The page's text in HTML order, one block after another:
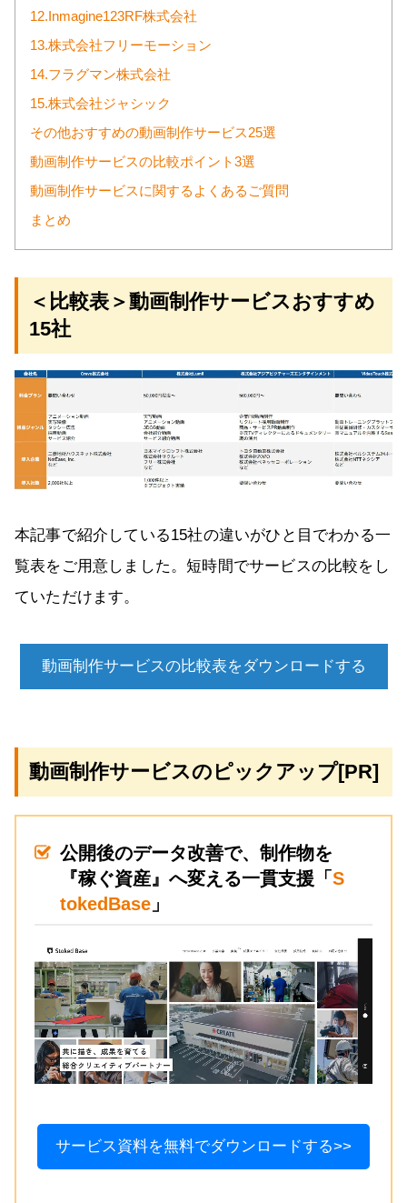
12.Inmagine123RF株式会社
13.株式会社フリーモーション
14.フラグマン株式会社
15.株式会社ジャシック
その他おすすめの動画制作サービス25選
動画制作サービスの比較ポイント3選
動画制作サービスに関するよくあるご質問
まとめ
＜比較表＞動画制作サービスおすすめ
15社
本記事で紹介している15社の違いがひと目でわかる一
覧表をご用意しました。短時間でサービスの比較をし
ていただけます。
動画制作サービスの比較表をダウンロードする
動画制作サービスのピックアップ[PR]
公開後のデータ改善で、制作物を
『稼ぐ資産』へ変える一貫支援「S
tokedBase 」
サービス資料を無料でダウンロードする>>